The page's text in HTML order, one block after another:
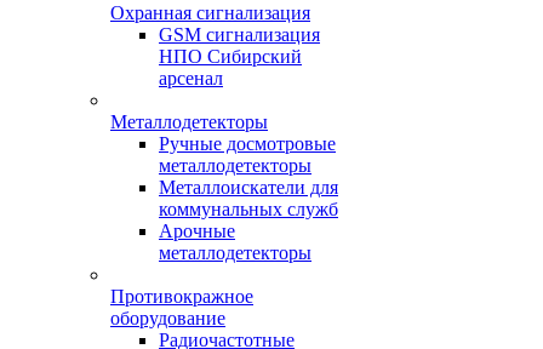
Охранная сигнализация
GSM сигнализация
НПО Сибирский
арсенал
Металлодетекторы
Ручные досмотровые
металлодетекторы
Металлоискатели для
коммунальных служб
Арочные
металлодетекторы
Противокражное
оборудование
Радиочастотные